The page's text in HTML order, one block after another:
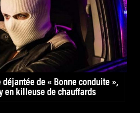
déjantée de « Bonne conduite »,
en killeuse de chauffards